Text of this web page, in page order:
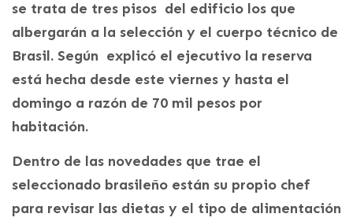
se trata de tres pisos del edificio los que
albergarán a la selección y el cuerpo técnico de
Brasil. Según explicó el ejecutivo la reserva
está hecha desde este viernes y hasta el
domingo a razón de 70 mil pesos por
habitación.
Dentro de las novedades que trae el
seleccionado brasileño están su propio chef
para revisar las dietas y el tipo de alimentación